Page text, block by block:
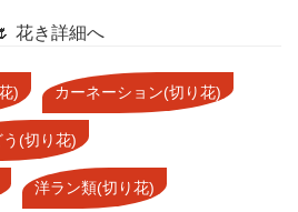
花き詳細へ
) カーネーション(切り花)
う(切り花)
洋ラン類(切り花)